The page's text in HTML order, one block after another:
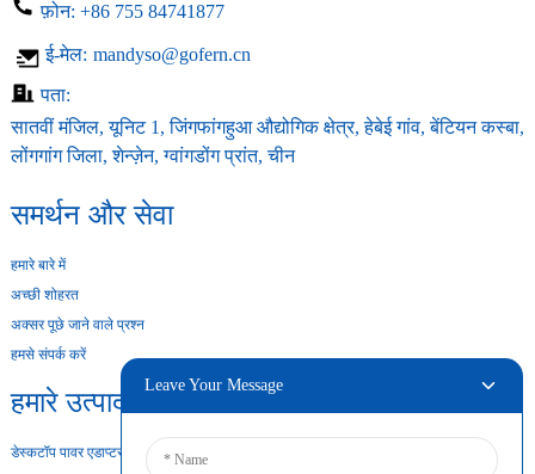
फ़ोन: +86 755 84741877
ई-मेल: mandyso@gofern.cn
पता:
सातवीं मंजिल, यूनिट 1, जिंगफांगहुआ औद्योगिक क्षेत्र, हेबेई गांव, बेंटियन कस्बा,
लोंगगांग जिला, शेन्ज़ेन, ग्वांगडोंग प्रांत, चीन
समर्थन और सेवा
हमारे बारे में
अच्छी शोहरत
अक्सर पूछे जाने वाले प्रश्न
हमसे संपर्क करें
हमारे उत्पाद
डेस्कटॉप पावर एडाप्टर
Leave Your Message